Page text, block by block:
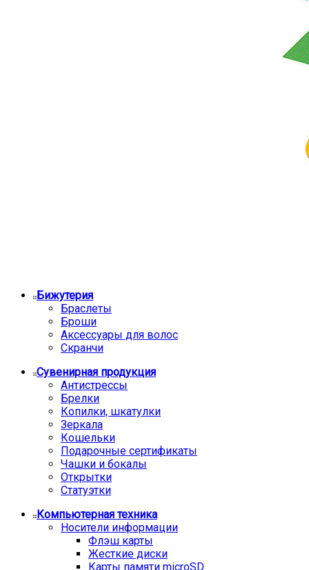
Бижутерия
Браслеты
Броши
Аксессуары для волос
Скранчи
Сувенирная продукция
Антистрессы
Брелки
Копилки, шкатулки
Зеркала
Кошельки
Подарочные сертификаты
Чашки и бокалы
Открытки
Статуэтки
Компьютерная техника
Носители информации
Флэш карты
Жесткие диски
Карты памяти microSD